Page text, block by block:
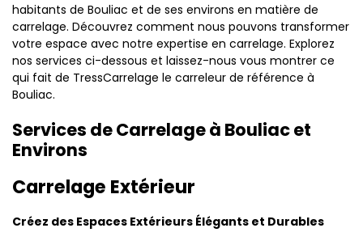
habitants de Bouliac et de ses environs en matière de
carrelage. Découvrez comment nous pouvons transformer
votre espace avec notre expertise en carrelage. Explorez
nos services ci-dessous et laissez-nous vous montrer ce
qui fait de TressCarrelage le carreleur de référence à
Bouliac.
Services de Carrelage à Bouliac et
Environs
Carrelage Extérieur
Créez des Espaces Extérieurs Élégants et Durables